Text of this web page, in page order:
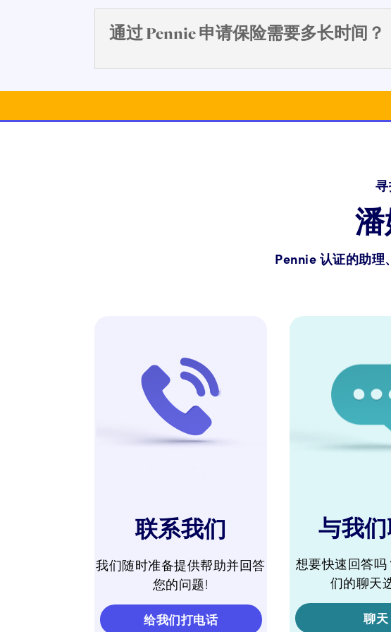
通过 Pennie 申请保险需要多长时间？
潘
Pennie 认证的助理
联系我们
我们随时准备提供帮助并回答
您的问题!
给我们打电话
与我
想要快速回答
们的聊天
聊天